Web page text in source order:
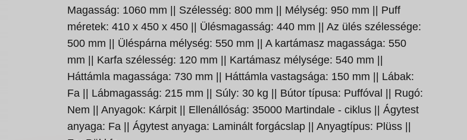
Magasság: 1060 mm || Szélesség: 800 mm || Mélység: 950 mm || Puff
méretek: 410 x 450 x 450 || Ülésmagasság: 440 mm || Az ülés szélessége:
500 mm || Üléspárna mélység: 550 mm || A kartámasz magassága: 550
mm || Karfa szélesség: 120 mm || Kartámasz mélysége: 540 mm ||
Háttámla magassága: 730 mm || Háttámla vastagsága: 150 mm || Lábak:
Fa || Lábmagasság: 215 mm || Súly: 30 kg || Bútor típusa: Puffóval || Rugó:
Nem || Anyagok: Kárpit || Ellenállóság: 35000 Martindale - ciklus || Ágytest
anyaga: Fa || Ágytest anyaga: Laminált forgácslap || Anyagtípus: Plüss ||